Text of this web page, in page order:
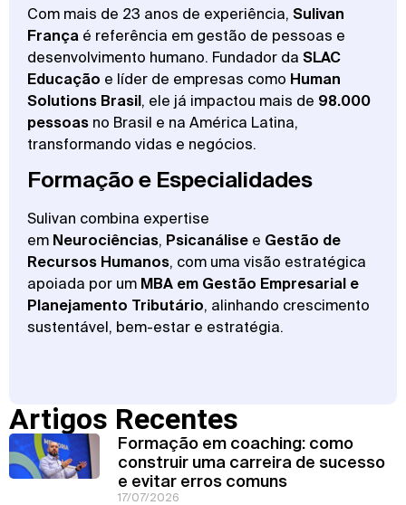
Com mais de 23 anos de experiência, Sulivan
França é referência em gestão de pessoas e
desenvolvimento humano. Fundador da SLAC
Educação e líder de empresas como Human
Solutions Brasil , ele já impactou mais de 98.000
pessoas no Brasil e na América Latina,
transformando vidas e negócios.
Formação e Especialidades
Sulivan combina expertise
em Neurociências, Psicanálise e Gestão de
Recursos Humanos, com uma visão estratégica
apoiada por um MBA em Gestão Empresarial e
Planejamento Tributário, alinhando crescimento
sustentável, bem-estar e estratégia.
Artigos Recentes
Formação em coaching: como
construir uma carreira de sucesso
e evitar erros comuns
17/07/2026